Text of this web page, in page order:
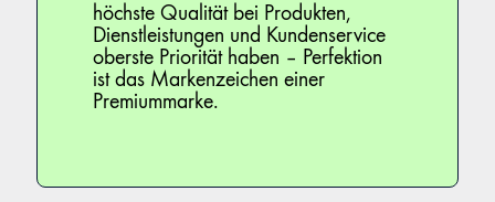
höchste Qualität bei Produkten,
Dienstleistungen und Kundenservice
oberste Priorität haben – Perfektion
ist das Markenzeichen einer
Premiummarke.